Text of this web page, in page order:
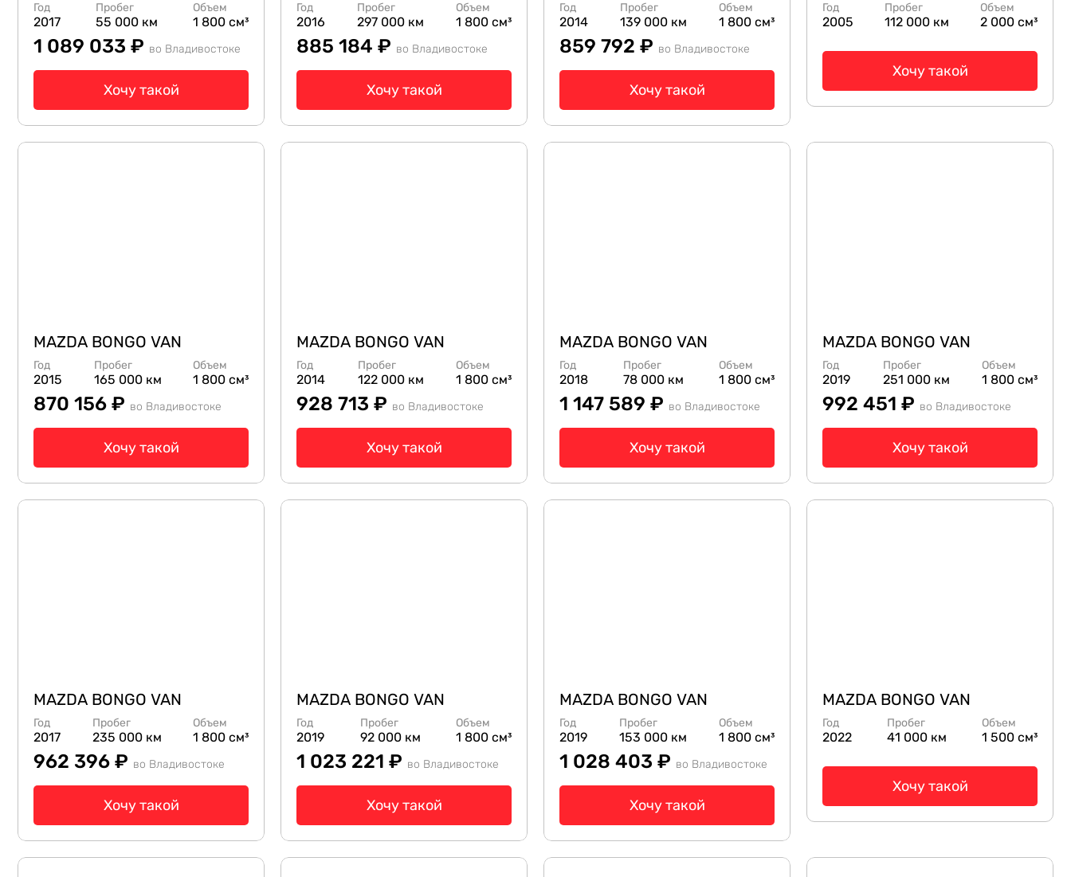
Год
2017
Пробег
55 000 км
Объем
1 800 см³
1 089 033 ₽ во Владивостоке
Хочу такой
Год
2016
Пробег
297 000 км
Объем
1 800 см³
885 184 ₽ во Владивостоке
Хочу такой
Год
2014
Пробег
139 000 км
Объем
1 800 см³
859 792 ₽ во Владивостоке
Хочу такой
Год
2005
Пробег
112 000 км
Объем
2 000 см³
Хочу такой
MAZDA BONGO VAN
Год
2015
Пробег
165 000 км
Объем
1 800 см³
870 156 ₽ во Владивостоке
Хочу такой
MAZDA BONGO VAN
Год
2014
Пробег
122 000 км
Объем
1 800 см³
928 713 ₽ во Владивостоке
Хочу такой
MAZDA BONGO VAN
Год
2018
Пробег
78 000 км
Объем
1 800 см³
1 147 589 ₽ во Владивостоке
Хочу такой
MAZDA BONGO VAN
Год
2019
Пробег
251 000 км
Объем
1 800 см³
992 451 ₽ во Владивостоке
Хочу такой
MAZDA BONGO VAN
Год
2017
Пробег
235 000 км
Объем
1 800 см³
962 396 ₽ во Владивостоке
Хочу такой
MAZDA BONGO VAN
Год
2019
Пробег
92 000 км
Объем
1 800 см³
1 023 221 ₽ во Владивостоке
Хочу такой
MAZDA BONGO VAN
Год
2019
Пробег
153 000 км
Объем
1 800 см³
1 028 403 ₽ во Владивостоке
Хочу такой
MAZDA BONGO VAN
Год
2022
Пробег
41 000 км
Объем
1 500 см³
Хочу такой